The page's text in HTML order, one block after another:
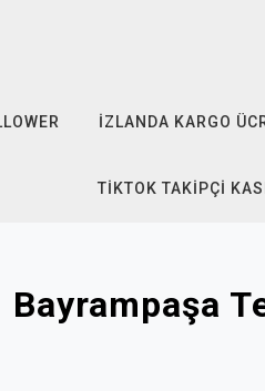
İZLANDA KARGO
TIKTOK TAKIPÇI
Bayrampaşa